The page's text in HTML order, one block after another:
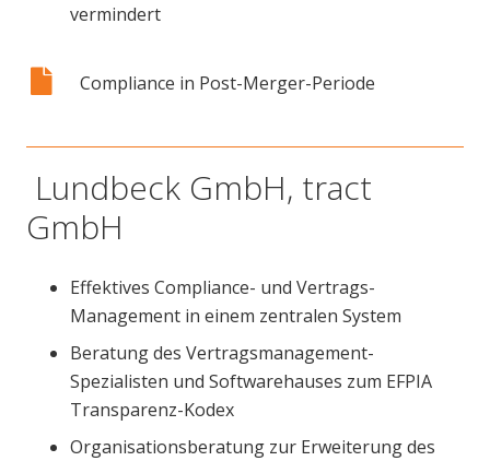
vermindert
Compliance in Post-Merger-Periode
Lundbeck GmbH, tract
GmbH
Effektives Compliance- und Vertrags-
Management in einem zentralen System
Beratung des Vertragsmanagement-
Spezialisten und Softwarehauses zum EFPIA
Transparenz-Kodex
Organisationsberatung zur Erweiterung des